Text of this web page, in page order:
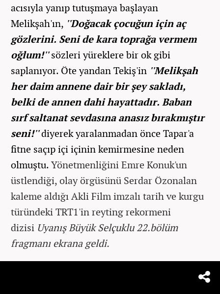
acısıyla yanıp tutuşmaya başlayan
Melikşah'ın, ''Doğacak çocuğun için aç
gözlerini. Seni de kara toprağa vermem
oğlum!''sözleri yüreklere bir ok gibi
saplanıyor. Öte yandan Tekiş'in ''Melikşah
her daim annene dair bir şey sakladı,
belki de annen dahi hayattadır. Baban
sırf saltanat sevdasına anasız bırakmıştır
seni!''diyerek yaralanmadan önce Tapar'a
fitne saçıp içi içinin kemirmesine neden
olmuştu.Yönetmenliğini Emre Konuk'un
üstlendiği, olay örgüsünü Serdar Özonalan
kaleme aldığı Akli Film imzalı tarih ve kurgu
türündeki TRT1'in reyting rekormeni
dizisi Uyanış Büyük Selçuklu 22.bölüm
fragmanı ekrana geldi.